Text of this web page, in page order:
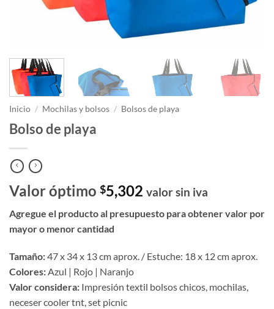
Inicio / Mochilas y bolsos / Bolsos de playa
Bolso de playa
Valor óptimo $5,302 valor sin iva
Agregue el producto al presupuesto para obtener valor por
mayor o menor cantidad
Tamaño:47 x 34 x 13 cm aprox. / Estuche: 18 x 12 cm aprox.
Colores:Azul | Rojo | Naranjo
Valor considera: Impresión textil bolsos chicos, mochilas,
neceser cooler tnt, set picnic